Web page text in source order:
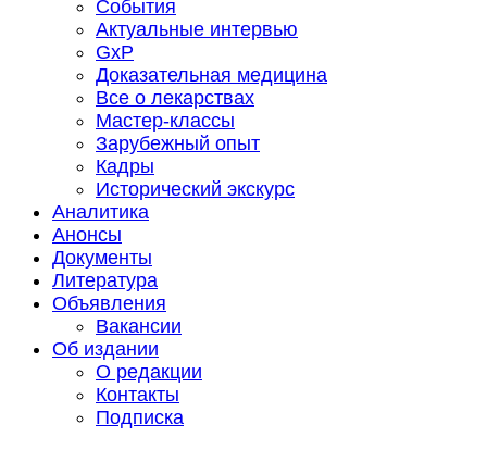
События
Актуальные интервью
GxP
Доказательная медицина
Все о лекарствах
Мастер-классы
Зарубежный опыт
Кадры
Исторический экскурс
Аналитика
Анонсы
Документы
Литература
Объявления
Вакансии
Об издании
О редакции
Контакты
Подписка